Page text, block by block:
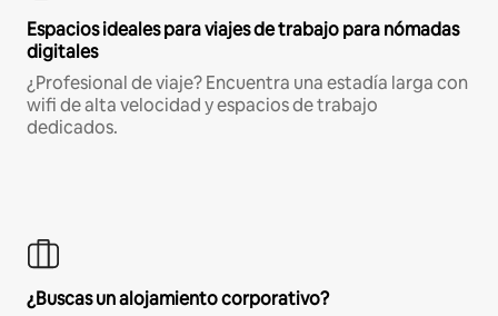
Espacios ideales para viajes de trabajo para nómadas
digitales
¿Profesional de viaje? Encuentra una estadía larga con
wifi de alta velocidad y espacios de trabajo
dedicados.
¿Buscas un alojamiento corporativo?